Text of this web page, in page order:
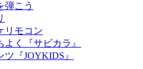
弾こう
リモコン
く『サビカラ』
『JOYKIDS』